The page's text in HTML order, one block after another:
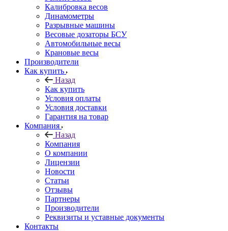
Калибровка весов
Динамометры
Разрывные машины
Весовые дозаторы БСУ
Автомобильные весы
Крановые весы
Производители
Как купить
Назад
Как купить
Условия оплаты
Условия доставки
Гарантия на товар
Компания
Назад
Компания
О компании
Лицензии
Новости
Статьи
Отзывы
Партнеры
Производители
Реквизиты и уставные документы
Контакты